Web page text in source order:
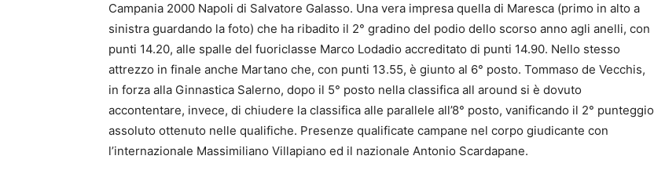
Campania 2000 Napoli di Salvatore Galasso. Una vera impresa quella di Maresca (primo in alto a
sinistra guardando la foto) che ha ribadito il 2° gradino del podio dello scorso anno agli anelli, con
punti 14.20, alle spalle del fuoriclasse Marco Lodadio accreditato di punti 14.90. Nello stesso
attrezzo in finale anche Martano che, con punti 13.55, è giunto al 6° posto. Tommaso de Vecchis,
in forza alla Ginnastica Salerno, dopo il 5° posto nella classifica all around si è dovuto
accontentare, invece, di chiudere la classifica alle parallele all’8° posto, vanificando il 2° punteggio
assoluto ottenuto nelle qualifiche. Presenze qualificate campane nel corpo giudicante con
l’internazionale Massimiliano Villapiano ed il nazionale Antonio Scardapane.